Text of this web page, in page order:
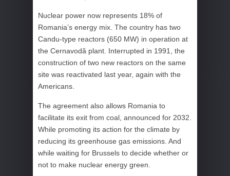
Nuclear power now represents 18% of
Romania’s energy mix. The country has two
Candu-type reactors (650 MW) in operation at
the Cernavodă plant. Interrupted in 1991, the
construction of two new reactors on the same
site was reactivated last year, again with the
Americans.
The agreement also allows Romania to
facilitate its exit from coal, announced for 2032.
While promoting its action for the climate by
reducing its greenhouse gas emissions. And
while waiting for Brussels to decide whether or
not to make nuclear energy green.